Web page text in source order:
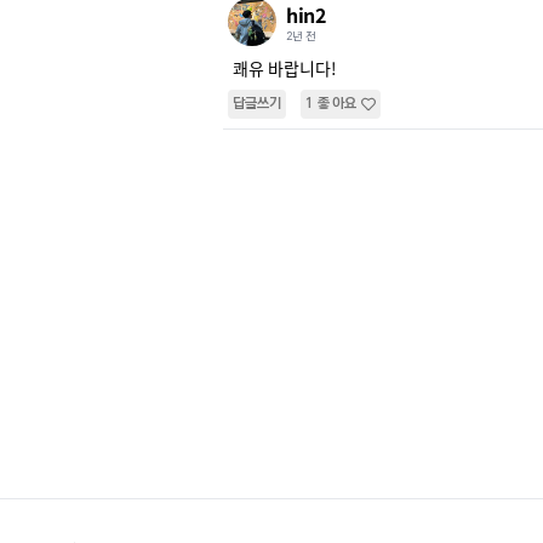
hin2
2년 전
쾌유 바랍니다!
답글쓰기 1 좋아요